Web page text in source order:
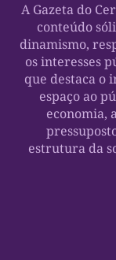
A Gazeta do
conteúdo
dinamismo,
os interesses
que destaca o
espaço ao
economia,
estrutura da